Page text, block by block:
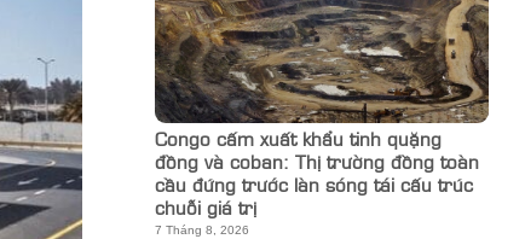
Congo cấm xuất khẩu tinh quặng
đồng và coban: Thị trường đồng toàn
cầu đứng trước làn sóng tái cấu trúc
chuỗi giá trị
7 Tháng 8, 2026